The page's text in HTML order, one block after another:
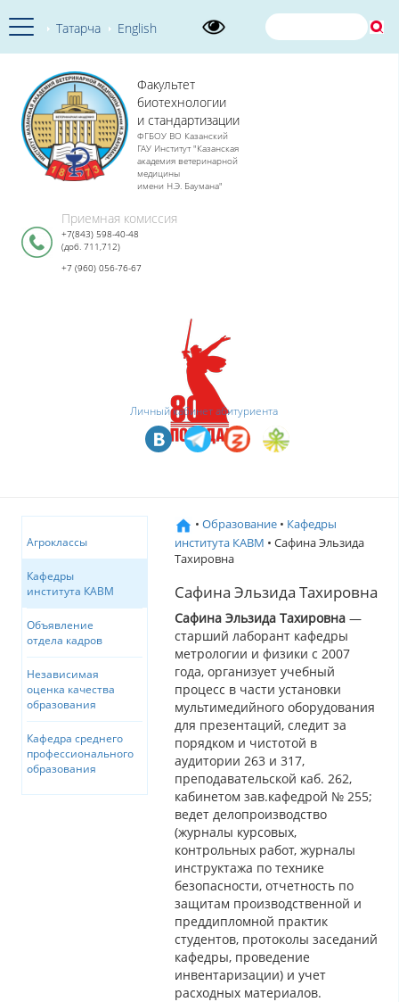
Татарча English
Факультет
биотехнологии
и стандартизации
ФГБОУ ВО Казанский
ГАУ Институт "Казанская
академия ветеринарной
медицины
имени Н.Э. Баумана"
Приемная комиссия
+7(843) 598-40-48
(доб. 711,712)
+7 (960) 056-76-67
Личный кабинет абитуриента
Агроклассы
Кафедры
института КАВМ
Объявление
отдела кадров
Независимая
оценка качества
образования
Кафедра среднего
профессионального
образования
• Образование • Кафедры
института КАВМ • Сафина Эльзида
Тахировна
Сафина Эльзида Тахировна
Сафина Эльзида Тахировна —
старший лаборант кафедры
метрологии и физики с 2007
года, организует учебный
процесс в части установки
мультимедийного оборудования
для презентаций, следит за
порядком и чистотой в
аудитории 263 и 317,
преподавательской каб. 262,
кабинетом зав.кафедрой № 255;
ведет делопроизводство
(журналы курсовых,
контрольных работ, журналы
инструктажа по технике
безопасности, отчетность по
защитам производственной и
преддипломной практик
студентов, протоколы заседаний
кафедры, проведение
инвентаризации) и учет
расходных материалов.